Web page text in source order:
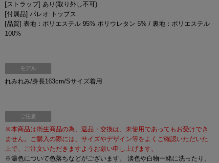
[ストラップ] あり(取り外し不可)
[付属品] パレオ トップス
[品質] 表地：ポリエステル 95% ポリウレタン 5% / 裏地：ポリエステル
100%
モデル
れみれみ/身長163cm/Sサイズ着用
ご注意
※本商品は衛生商品の為、返品・交換は、未使用であってもお受けでき
ません。ご購入の際には、サイズやデザイン等をよくご確認いただいた
上で、ご注文いただきますようお願い申し上げます。
※濃色について色落ちなどがございます。 淡色や白物一緒に洗ったり、